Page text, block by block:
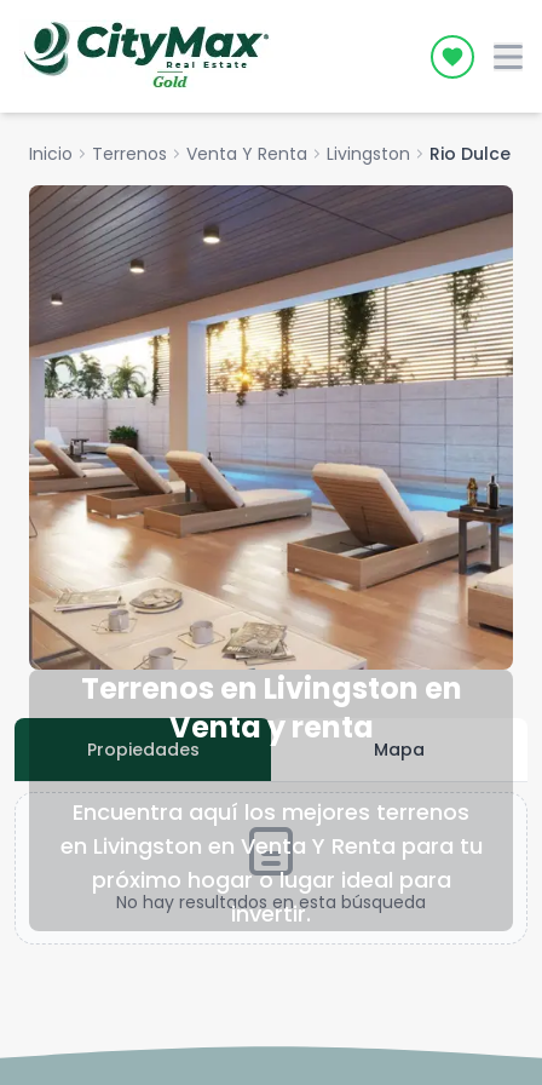
Icon
Inicio chevron_right Terrenos chevron_right Venta Y Renta chevron_right Livingston chevron_right Rio Dulce
Terrenos en Livingston en
Venta y renta
Encuentra aquí los mejores terrenos
en Livingston en Venta Y Renta para tu
próximo hogar o lugar ideal para
invertir.
Propiedades Mapa
No hay resultados en esta búsqueda